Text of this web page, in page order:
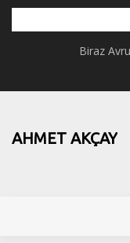
Skip
Biraz
Çölde bir
AHMET AKÇAY